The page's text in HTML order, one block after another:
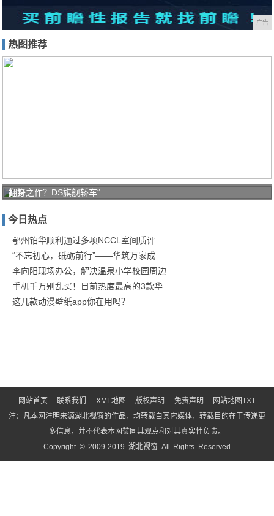
广告
热图推荐
打好
防疫
保卫
战！
商汤
翻身之作？DS旗舰轿车“
今日热点
鄂州铂华顺利通过多项NCCL室间质评
“不忘初心，砥砺前行”——华筑万家成
李向阳现场办公，解决温泉小学校园周边
手机千万别乱买！目前热度最高的3款华
这几款动漫壁纸app你在用吗？
网站首页 -联系我们 - XML地图 -版权声明 - 免责声明 - 网站地图TXT
注：凡本网注明来源湖北视窗的作品，均转载自其它媒体，转载目的在于传递更
多信息，并不代表本网赞同其观点和对其真实性负责。
Copyright © 2009-2019 湖北视窗 All Rights Reserved